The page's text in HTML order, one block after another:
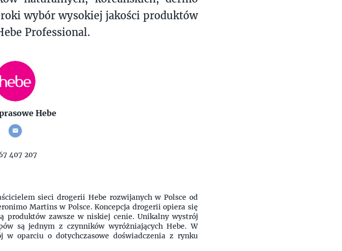
wybór wysokiej jakości produktów
Professional.
Hebe
407 207
sieci drogerii Hebe rozwijanych w Polsce od
Martins w Polsce. Koncepcja drogerii opiera się
produktów zawsze w niskiej cenie. Unikalny wystrój
są jednym z czynników wyróżniających Hebe. W
w oparciu o dotychczasowe doświadczenia z rynku